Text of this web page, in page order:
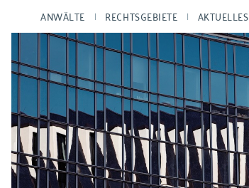
ANWÄLTE RECHTSGEBIETE AKTUELLES